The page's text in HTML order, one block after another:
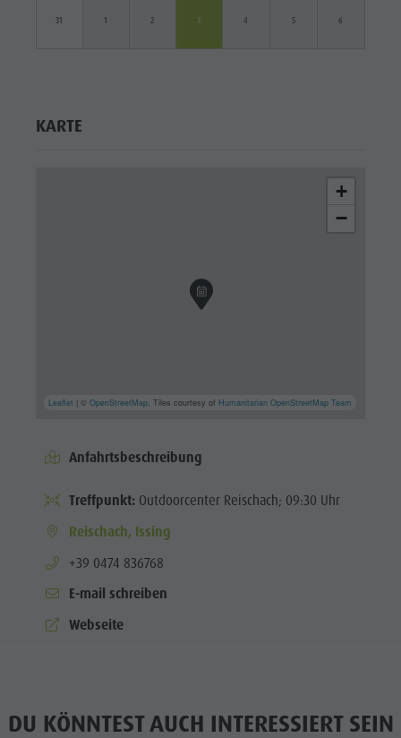
31 1 2 3 4 5 6
KARTE
+
−
Leaflet | ©OpenStreetMap, Tiles courtesy of Humanitarian OpenStreetMap Team
Anfahrtsbeschreibung
Treffpunkt: Outdoorcenter Reischach; 09:30 Uhr
Reischach, Issing
aria.phone:
+39 0474 836768
E-mail schreiben
Webseite
DU KÖNNTEST AUCH INTERESSIERT SEIN